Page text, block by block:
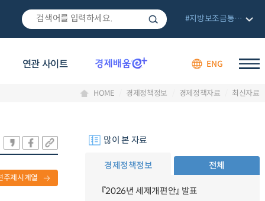
연관 사이트 ENG
#지방보조금통합관리망
HOME 경제정책정보 경제정책자료 최신자료
주제시계열
많이 본 자료
경제정책정보 전체
『2026년 세제개편안』 발표